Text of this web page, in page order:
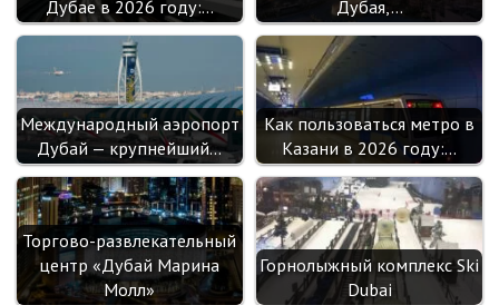
Дубае в 2026 году:…
Дубая,…
Международный аэропорт
Дубай — крупнейший…
Как пользоваться метро в
Казани в 2026 году:…
Торгово-развлекательный
центр «Дубай Марина
Молл»
Горнолыжный комплекс Ski
Dubai